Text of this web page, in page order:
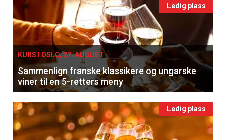
Ledig plass
KURS I OSLO, 27. AUGUST
Sammenlign franske klassikere og ungarske
viner til en 5-retters meny
Ledig plass